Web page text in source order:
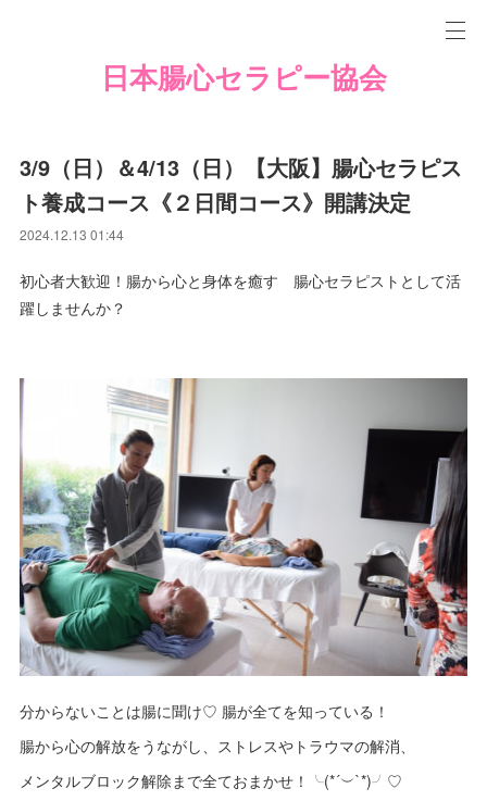
日本腸心セラピー協会
3/9（日）＆4/13（日）【大阪】腸心セラピス
ト養成コース《２日間コース》開講決定
2024.12.13 01:44
初心者大歓迎！腸から心と身体を癒す 腸心セラピストとして活
躍しませんか？
分からないことは腸に聞け♡ 腸が全てを知っている！
腸から心の解放をうながし、ストレスやトラウマの解消、
メンタルブロック解除まで全ておまかせ！╰(*´︶`*)╯♡